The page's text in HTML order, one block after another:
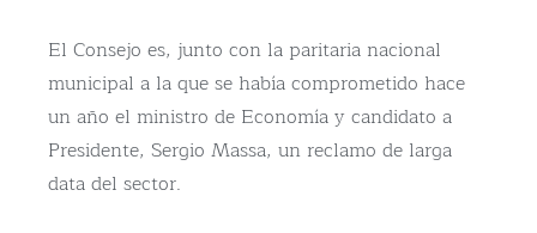
El Consejo es, junto con la paritaria nacional
municipal a la que se había comprometido hace
un año el ministro de Economía y candidato a
Presidente, Sergio Massa, un reclamo de larga
data del sector.